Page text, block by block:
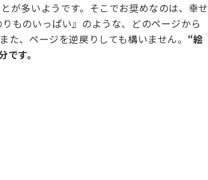
とが多いようです。そこでお奨めなのは、幸せ
ものいっぱい』のような、どのページから
、ページを逆戻りしても構いません。 “絵
す。